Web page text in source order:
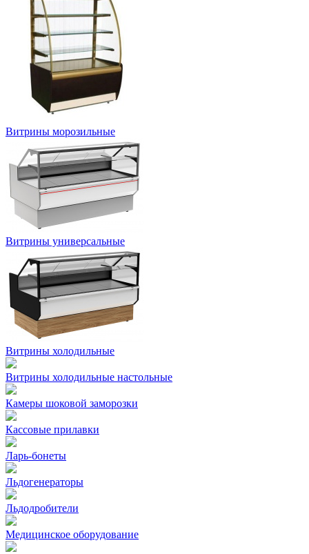
Витрины морозильные
Витрины универсальные
Витрины холодильные
Витрины холодильные настольные
Камеры шоковой заморозки
Кассовые прилавки
Ларь-бонеты
Льдогенераторы
Льдодробители
Медицинское оборудование